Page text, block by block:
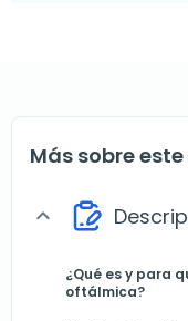
Más sobre
expand_more
¿Qué es y para
oftálmica?